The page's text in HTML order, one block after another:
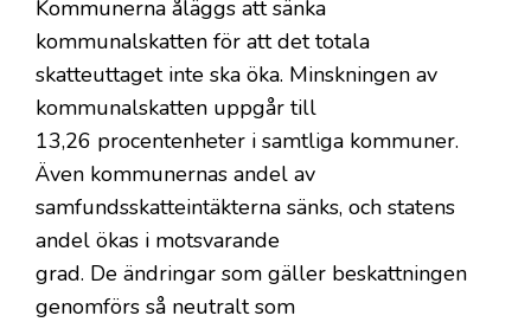
Kommunerna åläggs att sänka
kommunalskatten för att det totala
skatteuttaget inte ska öka. Minskningen av
kommunalskatten uppgår till
13,26 procentenheter i samtliga kommuner.
Även kommunernas andel av
samfundsskatteintäkterna sänks, och statens
andel ökas i motsvarande
grad. De ändringar som gäller beskattningen
genomförs så neutralt som